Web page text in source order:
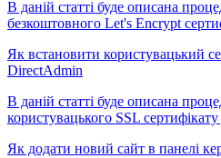
В даній статті буде описана
безкоштовного Let's Encrypt
Як встановити користувацький
DirectAdmin
В даній статті буде описана
користувацького SSL
Як додати новий сайт в панелі